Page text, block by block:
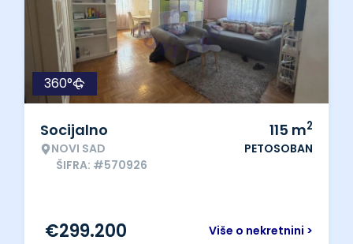
360°
Socijalno
NOVI SAD
ŠIFRA: #570926
115 m2
PETOSOBAN
Više o nekretnini >
€299.200